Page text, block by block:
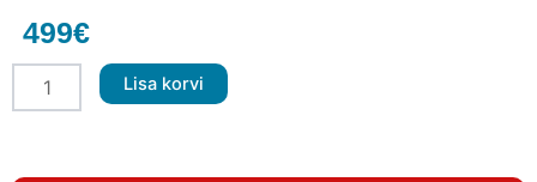
499€
MB200W
Lisa korvi